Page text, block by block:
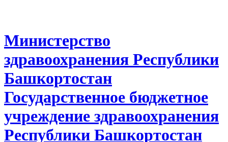
Министерство
здравоохранения Республики
Башкортостан
Государственное бюджетное
учреждение здравоохранения
Республики Башкортостан